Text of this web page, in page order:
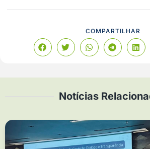
COMPARTILHAR
Notícias